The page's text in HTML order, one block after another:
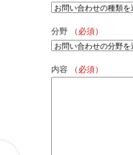
分野 （必須）
内容 （必須）